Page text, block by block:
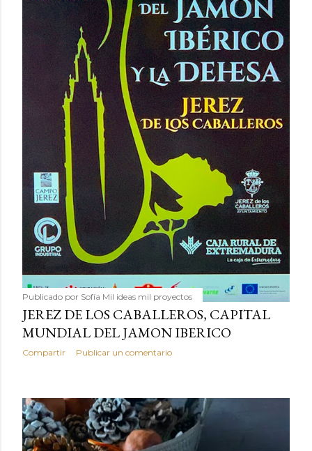
Publicado por Sofía Mil ideas mil proyectos
JEREZ DE LOS CABALLEROS, CAPITAL
MUNDIAL DEL JAMON IBERICO
Compartir Publicar un comentario